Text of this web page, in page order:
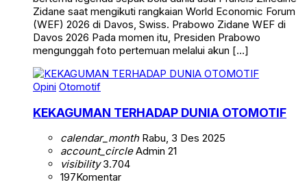
Zidane saat mengikuti rangkaian World Economic Forum
(WEF) 2026 di Davos, Swiss. Prabowo Zidane WEF di
Davos 2026 Pada momen itu, Presiden Prabowo
mengunggah foto pertemuan melalui akun […]
Opini Otomotif
KEKAGUMAN TERHADAP DUNIA OTOMOTIF
calendar_monthRabu, 3 Des 2025
account_circleAdmin 21
visibility3.704
197Komentar